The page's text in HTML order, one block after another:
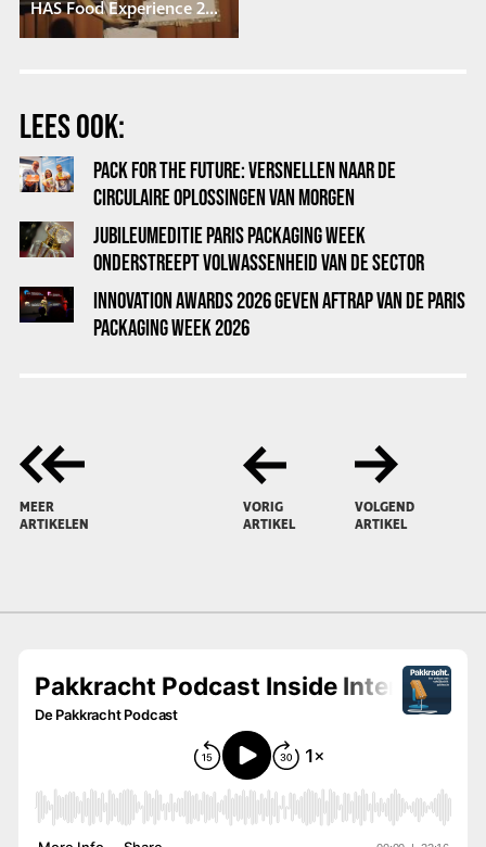
HAS Food Experience 2020 Aftermovie - HAS Hogeschool
LEES OOK:
PACK FOR THE FUTURE: VERSNELLEN NAAR DE
CIRCULAIRE OPLOSSINGEN VAN MORGEN
JUBILEUMEDITIE PARIS PACKAGING WEEK
ONDERSTREEPT VOLWASSENHEID VAN DE SECTOR
INNOVATION AWARDS 2026 GEVEN AFTRAP VAN DE PARIS
PACKAGING WEEK 2026
MEER
ARTIKELEN
VORIG
ARTIKEL
VOLGEND
ARTIKEL